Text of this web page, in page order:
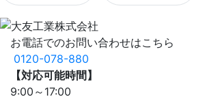
お電話でのお問い合わせはこちら
0120-078-880
【対応可能時間】
9:00～17:00